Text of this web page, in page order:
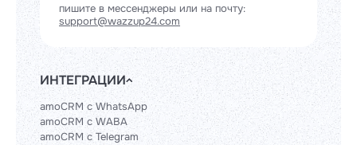
пишите в мессенджеры или на почту:
support@wazzup24.com
ИНТЕГРАЦИИ
amoCRM с WhatsApp
amoCRM с WABA
amoCRM с Telegram